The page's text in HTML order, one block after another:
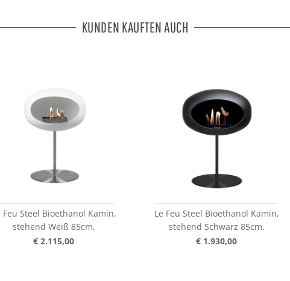
KUNDEN KAUFTEN AUCH
Feu Steel Bioethanol Kamin,
stehend Weiß 85cm,
€ 2.115,00
Le Feu Steel Bioethanol Kamin,
stehend Schwarz 85cm,
€ 1.930,00